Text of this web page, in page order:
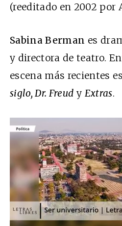
(reeditado en 2002 por
Sabina Berman es
y directora de teatro.
escena más recientes
siglo, Dr. Freud y Extras.